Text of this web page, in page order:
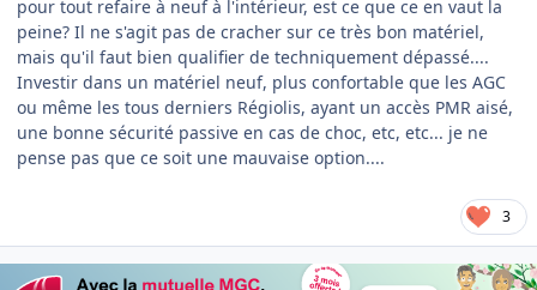
pour tout refaire à neuf à l'intérieur, est ce que ce en vaut la
peine? Il ne s'agit pas de cracher sur ce très bon matériel,
mais qu'il faut bien qualifier de techniquement dépassé....
Investir dans un matériel neuf, plus confortable que les AGC
ou même les tous derniers Régiolis, ayant un accès PMR aisé,
une bonne sécurité passive en cas de choc, etc, etc... je ne
pense pas que ce soit une mauvaise option....
3